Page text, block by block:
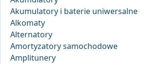
Akumulatory i baterie uniwersalne
Alkomaty
Alternatory
Amortyzatory samochodowe
Amplitunery